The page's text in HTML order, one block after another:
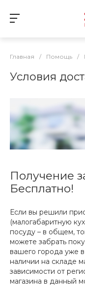
Главная / Помощь /
Условия
Получение
Бесплатно!
Если вы решили
(малогабаритную
посуду – в общем,
можете забрать
вашего города уже
наличии на складе
зависимости от
магазина в данный